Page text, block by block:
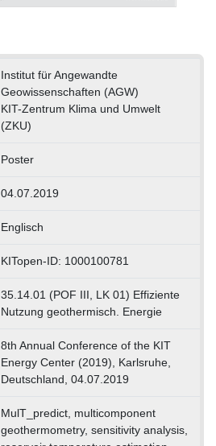
Institut für Angewandte
Geowissenschaften (AGW)
KIT-Zentrum Klima und Umwelt
(ZKU)
Poster
04.07.2019
Englisch
KITopen-ID: 1000100781
35.14.01 (POF III, LK 01) Effiziente
Nutzung geothermisch. Energie
8th Annual Conference of the KIT
Energy Center (2019), Karlsruhe,
Deutschland, 04.07.2019
MulT_predict, multicomponent
geothermometry, sensitivity analysis,